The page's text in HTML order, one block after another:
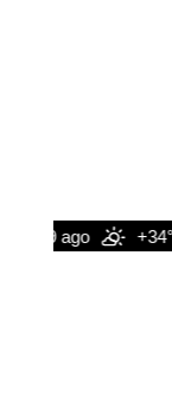
9 ago +34°C